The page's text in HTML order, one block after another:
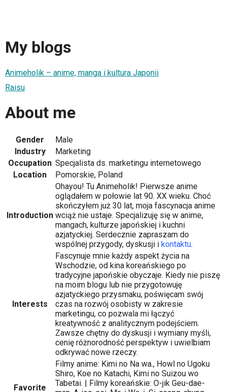
My blogs
Animeholik – anime, manga i kultura Japonii
Raisu
About me
Gender
Male
Industry
Marketing
Occupation Specjalista ds. marketingu internetowego
Location
Pomorskie, Poland
Introduction
Ohayou! Tu Animeholik! Pierwsze anime
oglądałem w połowie lat 90. XX wieku. Choć
skończyłem już 30 lat, moja fascynacja anime
wciąż nie ustaje. Specjalizuję się w anime,
mangach, kulturze japońskiej i kuchni
azjatyckiej. Serdecznie zapraszam do
wspólnej przygody, dyskusji i kontaktu.
Interests
Fascynuje mnie każdy aspekt życia na
Wschodzie, od kina koreańskiego po
tradycyjne japońskie obyczaje. Kiedy nie piszę
na moim blogu lub nie przygotowuję
azjatyckiego przysmaku, poświęcam swój
czas na rozwój osobisty w zakresie
marketingu, co pozwala mi łączyć
kreatywność z analitycznym podejściem.
Zawsze chętny do dyskusji i wymiany myśli,
cenię różnorodność perspektyw i uwielbiam
odkrywać nowe rzeczy.
Favorite
Filmy anime: Kimi no Na wa., Howl no Ugoku
Shiro, Koe no Katachi, Kimi no Suizou wo
Tabetai. | Filmy koreańskie: O-jik Geu-dae-